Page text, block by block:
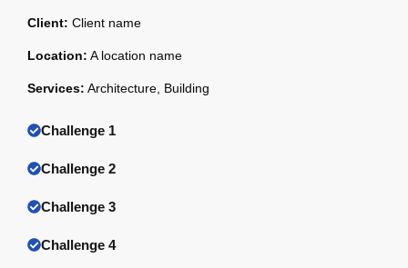
Client: Client name
Location: A location name
Services: Architecture, Building
Challenge 1
Challenge 2
Challenge 3
Challenge 4